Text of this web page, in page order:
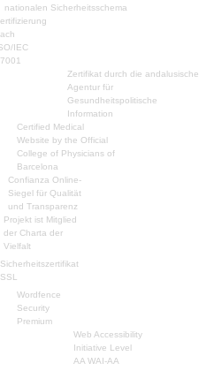
nationalen Sicherheitsschema
IEC
Zertifikat durch die andalusische
Agentur für
Gesundheitspolitische
Information
Certified Medical
Website by the Official
College of Physicians of
Barcelona
Confianza Online-
Siegel für Qualität
und Transparenz
Projekt ist Mitglied
der Charta der
Vielfalt
Sicherheitszertifikat
SSL
Wordfence
Security
Premium
Web Accessibility
Initiative Level
AA WAI-AA